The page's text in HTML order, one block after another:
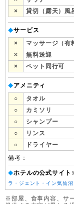
×
貸切（露天）風
◆サービス
×
マッサージ（有
×
無料送迎
×
ペット同行可
◆アメニティ
○
タオル
○
カミソリ
○
シャンプー
○
リンス
○
ドライヤー
備考：
◆ホテルの公式サイト
ラ・ジェント・イン気仙沼
※部屋、食事内容、サ